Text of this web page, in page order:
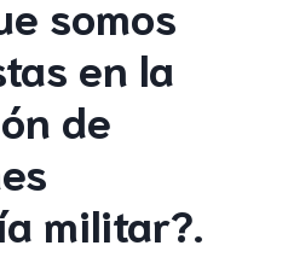
somos
en la
de
militar?.